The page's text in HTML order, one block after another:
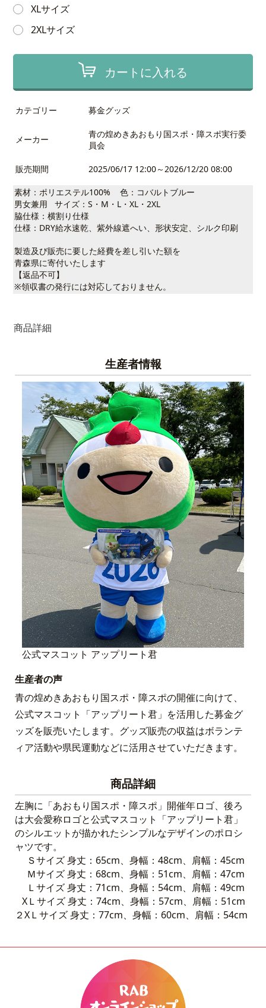
XLサイズ
2XLサイズ
カートに入れる
カテゴリー 募金グッズ
メーカー
青の煌めきあおもり国スポ・障スポ実行委
員会
販売期間 2025/06/17 12:00～2026/12/20 08:00
素材：ポリエステル100% 色：コバルトブルー
男女兼用 サイズ：S・M・L・XL・2XL
脇仕様：横割り仕様
仕様：DRY給水速乾、紫外線遮へい、形状安定、シルク印刷
製造及び販売に要した経費を差し引いた額を
青森県に寄付いたします
【返品不可】
※領収書の発行には対応しておりません。
商品詳細
生産者情報
公式マスコット アップリート君
生産者の声
青の煌めきあおもり国スポ・障スポの開催に向けて、
公式マスコット「アップリート君」を活用した募金グ
ッズを販売いたします。グッズ販売の収益はボランテ
ィア活動や県民運動などに活用させていただきます。
商品詳細
左胸に「あおもり国スポ・障スポ」開催年ロゴ、後ろ
は大会愛称ロゴと公式マスコット「アップリート君」
のシルエットが描かれたシンプルなデザインのポロシ
ャツです。
Ｓサイズ 身丈：65cm、身幅：48cm、肩幅：45cm
Ｍサイズ 身丈：68cm、身幅：51cm、肩幅：47cm
Ｌサイズ 身丈：71cm、身幅：54cm、肩幅：49cm
XＬサイズ 身丈：74cm、身幅：57cm、肩幅：51cm
２XＬサイズ 身丈：77cm、身幅：60cm、肩幅：54cm